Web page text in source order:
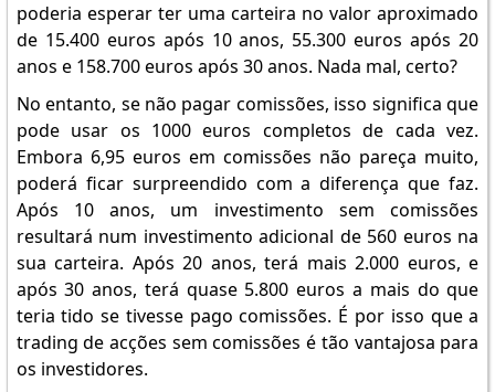
poderia esperar ter uma carteira no valor aproximado
de 15.400 euros após 10 anos, 55.300 euros após 20
anos e 158.700 euros após 30 anos. Nada mal, certo?
No entanto, se não pagar comissões, isso significa que
pode usar os 1000 euros completos de cada vez.
Embora 6,95 euros em comissões não pareça muito,
poderá ficar surpreendido com a diferença que faz.
Após 10 anos, um investimento sem comissões
resultará num investimento adicional de 560 euros na
sua carteira. Após 20 anos, terá mais 2.000 euros, e
após 30 anos, terá quase 5.800 euros a mais do que
teria tido se tivesse pago comissões. É por isso que a
trading de acções sem comissões é tão vantajosa para
os investidores.